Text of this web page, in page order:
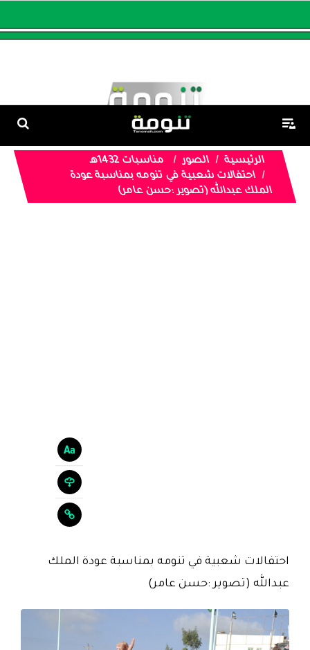
الرئيسية الصور
مناسبات 1432هـ
احتفالات شعبية في تنومه بمناسبة عودة
الملك عبدالله (تصوير :حسن عامر)
احتفالات شعبية في تنومه بمناسبة عودة الملك
عبدالله (تصوير :حسن عامر)